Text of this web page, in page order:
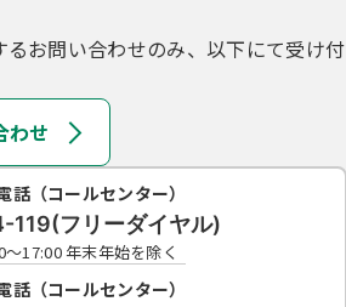
お問い合わせのみ、以下にて受け付
わせ
話（コールセンター）
フリーダイヤル)
～17:00 年末年始を除く
話（コールセンター）